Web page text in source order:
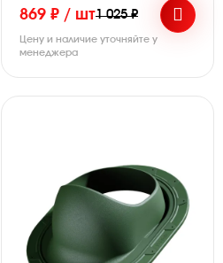
869 ₽ / шт1 025 ₽
Цену и наличие уточняйте у
менеджера